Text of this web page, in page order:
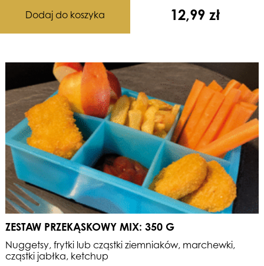
12,99 zł
Dodaj do koszyka
ZESTAW PRZEKĄSKOWY MIX: 350 G
Nuggetsy, frytki lub cząstki ziemniaków, marchewki,
cząstki jabłka, ketchup